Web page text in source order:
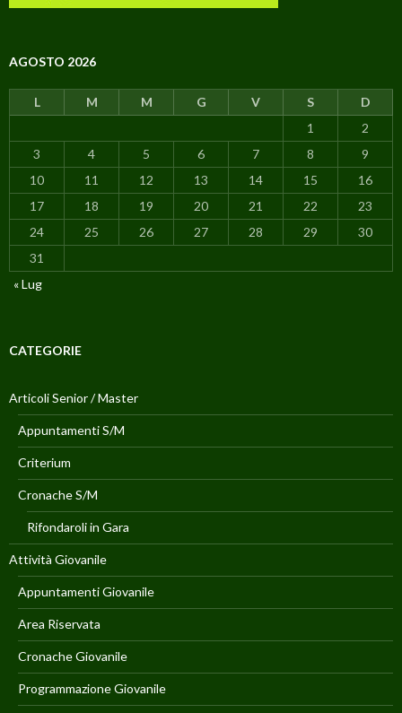
AGOSTO 2026
L M M G V S
D
1
2
3
4 5 6 7 8
9
10
11 12 13 14 15
16
17
18 19 20 21 22
23
24
25 26 27 28 29
30
31
« Lug
CATEGORIE
Articoli Senior / Master
Appuntamenti S/M
Criterium
Cronache S/M
Rifondaroli in Gara
Attività Giovanile
Appuntamenti Giovanile
Area Riservata
Cronache Giovanile
Programmazione Giovanile